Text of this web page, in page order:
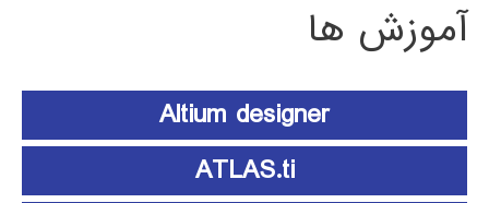
آموزش ها
Altium designer
ATLAS.ti